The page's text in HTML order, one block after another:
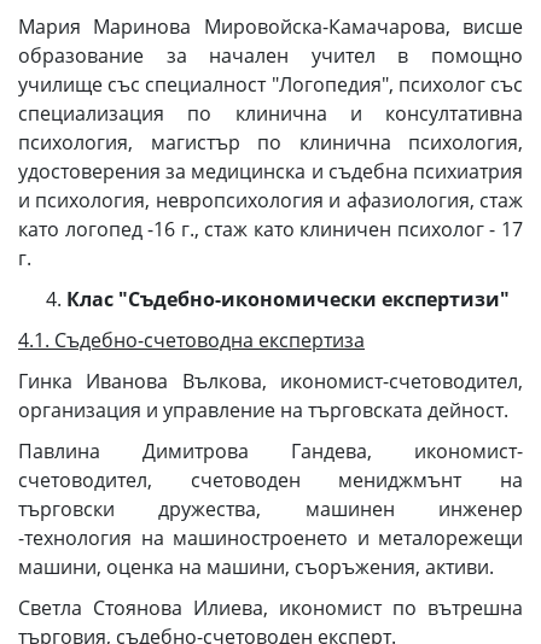
Мария Маринова Мировойска-Камачарова, висше
образование за начален учител в помощно
училище със специалност "Логопедия", психолог със
специализация по клинична и консултативна
психология, магистър по клинична психология,
удостоверения за медицинска и съдебна психиатрия
и психология, невропсихология и афазиология, стаж
като логопед -16 г., стаж като клиничен психолог - 17
г.
Клас "Съдебно-икономически експертизи"
4.1. Съдебно-счетоводна експертиза
Гинка Иванова Вълкова, икономист-счетоводител,
организация и управление на търговската дейност.
Павлина Димитрова Гандева, икономист-
счетоводител, счетоводен мениджмънт на
търговски дружества, машинен инженер
-технология на машиностроенето и металорежещи
машини, оценка на машини, съоръжения, активи.
Светла Стоянова Илиева, икономист по вътрешна
търговия, съдебно-счетоводен експерт.